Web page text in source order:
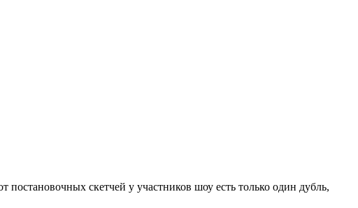
скетчей у участников шоу есть только один дубль,